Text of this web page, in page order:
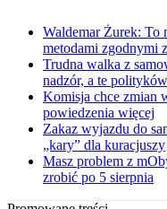
Waldemar Żurek: To
metodami zgodnymi
Trudna walka z
nadzór, a te polityków
Komisja chce zmian
powiedzenia więcej
Zakaz wyjazdu do
„kary” dla kuracjuszy
Masz problem z
zrobić po 5 sierpnia